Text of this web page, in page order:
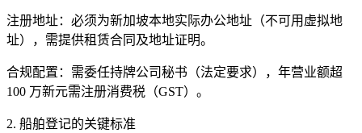
注册地址：必须为新加坡本地实际办公地址（不可用虚拟地
址），需提供租赁合同及地址证明。
合规配置：需委任持牌公司秘书（法定要求），年营业额超
100 万新元需注册消费税（GST）。
2. 船舶登记的关键标准